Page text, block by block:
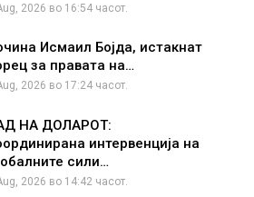
2026 во 16:54 часот.
Исмаил Бојда, истакнат
за правата на…
2026 во 17:24 часот.
НА ДОЛАРОТ:
интервенција на
сили…
2026 во 14:42 часот.